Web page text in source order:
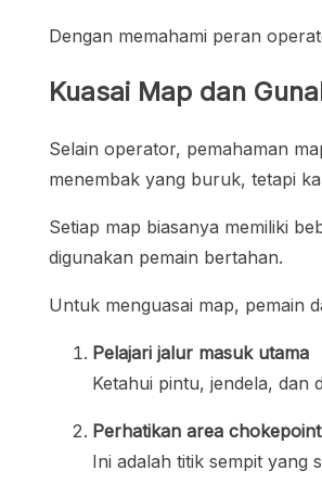
Dengan memahami peran
Kuasai Map dan
Selain operator, pemahaman
menembak yang buruk, tetapi
Setiap map biasanya memiliki
digunakan pemain bertahan.
Untuk menguasai map, pemain
Pelajari jalur masuk utama
Ketahui pintu, jendela, dan
Perhatikan area chokepoint
Ini adalah titik sempit yang